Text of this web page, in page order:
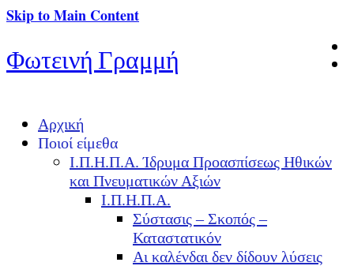
Skip to Main Content
Φωτεινή Γραμμή
Αρχική
Ποιοί είμεθα
Ι.Π.Η.Π.Α. Ίδρυμα Προασπίσεως Ηθικών
και Πνευματικών Αξιών
Ι.Π.Η.Π.Α.
Σύστασις – Σκοπός –
Καταστατικόν
Αι καλένδαι δεν δίδουν λύσεις